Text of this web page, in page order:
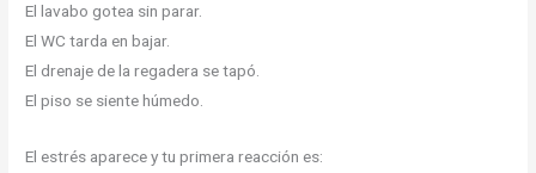
El lavabo gotea sin parar.
El WC tarda en bajar.
El drenaje de la regadera se tapó.
El piso se siente húmedo.
El estrés aparece y tu primera reacción es: